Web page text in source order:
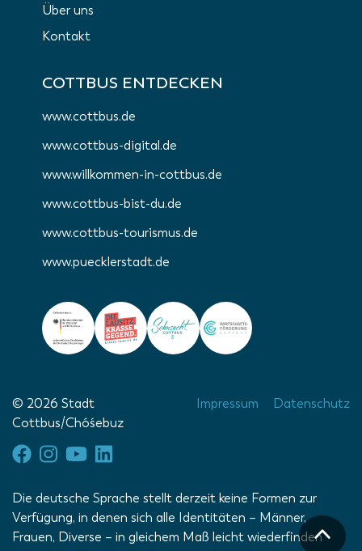
Über uns
Kontakt
COTTBUS ENTDECKEN
www.cottbus.de
www.cottbus-digital.de
www.willkommen-in-cottbus.de
www.cottbus-bist-du.de
www.cottbus-tourismus.de
www.puecklerstadt.de
© 2026 Stadt
Cottbus/Chóśebuz
Impressum Datenschutz
Die deutsche Sprache stellt derzeit keine Formen zur
Verfügung, in denen sich alle Identitäten – Männer,
Frauen, Diverse – in gleichem Maß leicht wiederfinden